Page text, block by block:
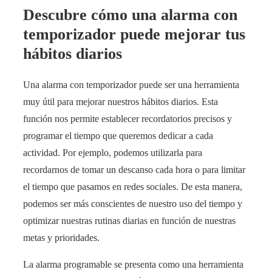
Descubre cómo una alarma con
temporizador puede mejorar tus
hábitos diarios
Una alarma con temporizador puede ser una herramienta
muy útil para mejorar nuestros hábitos diarios. Esta
función nos permite establecer recordatorios precisos y
programar el tiempo que queremos dedicar a cada
actividad. Por ejemplo, podemos utilizarla para
recordarnos de tomar un descanso cada hora o para limitar
el tiempo que pasamos en redes sociales. De esta manera,
podemos ser más conscientes de nuestro uso del tiempo y
optimizar nuestras rutinas diarias en función de nuestras
metas y prioridades.
La alarma programable se presenta como una herramienta